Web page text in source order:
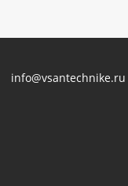
info@vsantechnike.ru